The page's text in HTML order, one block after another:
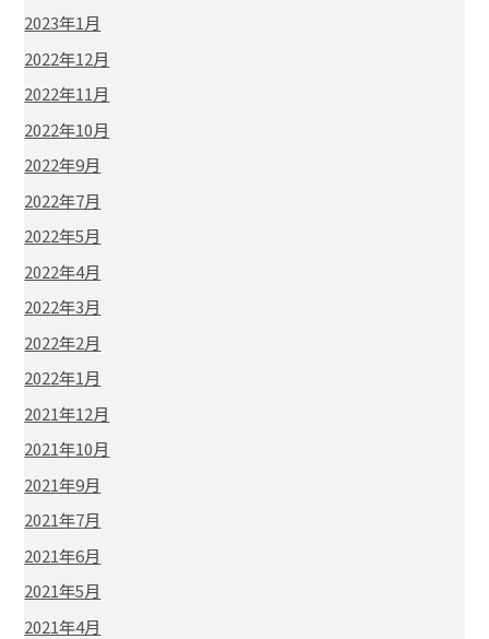
2023年1月
2022年12月
2022年11月
2022年10月
2022年9月
2022年7月
2022年5月
2022年4月
2022年3月
2022年2月
2022年1月
2021年12月
2021年10月
2021年9月
2021年7月
2021年6月
2021年5月
2021年4月